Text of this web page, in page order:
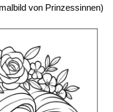
von Prinzessinnen)